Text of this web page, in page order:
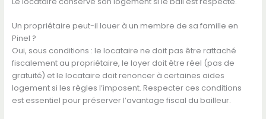
Un propriétaire peut-il louer à un membre de sa famille en
Pinel ?
Oui, sous conditions : le locataire ne doit pas être rattaché
fiscalement au propriétaire, le loyer doit être réel (pas de
gratuité) et le locataire doit renoncer à certaines aides
logement si les règles l’imposent. Respecter ces conditions
est essentiel pour préserver l’avantage fiscal du bailleur.